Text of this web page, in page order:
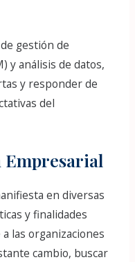
gestión de
y análisis de datos,
y responder de
del
Empresarial
en diversas
y finalidades
las organizaciones
cambio, buscar